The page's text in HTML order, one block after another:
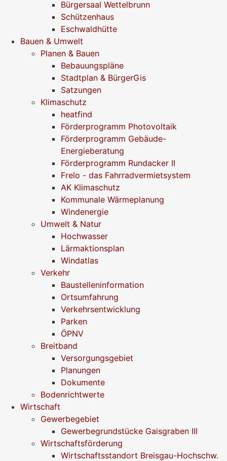
Bürgersaal Wettelbrunn
Schützenhaus
Eschwaldhütte
Bauen & Umwelt
Planen & Bauen
Bebauungspläne
Stadtplan & BürgerGis
Satzungen
Klimaschutz
heatfind
Förderprogramm Photovoltaik
Förderprogramm Gebäude-
Energieberatung
Förderprogramm Rundacker II
Frelo - das Fahrradvermietsystem
AK Klimaschutz
Kommunale Wärmeplanung
Windenergie
Umwelt & Natur
Hochwasser
Lärmaktionsplan
Windatlas
Verkehr
Baustelleninformation
Ortsumfahrung
Verkehrsentwicklung
Parken
ÖPNV
Breitband
Versorgungsgebiet
Planungen
Dokumente
Bodenrichtwerte
Wirtschaft
Gewerbegebiet
Gewerbegrundstücke Gaisgraben III
Wirtschaftsförderung
Wirtschaftsstandort Breisgau-Hochschw.